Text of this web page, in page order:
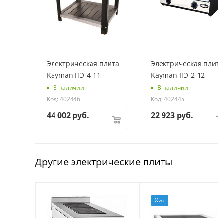
Электрическая плита
Kayman ПЭ-4-11
В наличии
Код: 402446
44 002 руб.
Электрическая
Kayman ПЭ-2-12
В наличии
Код: 402445
22 923руб.
Другие электрические плиты
Хит